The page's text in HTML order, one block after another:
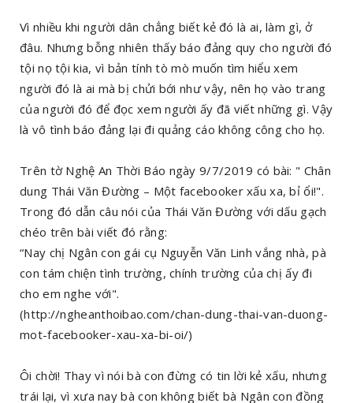
Vì nhiều khi người dân chẳng biết kẻ đó là ai, làm gì, ở
đâu. Nhưng bỗng nhiên thấy báo đảng quy cho người đó
tội nọ tội kia, vì bản tính tò mò muốn tìm hiểu xem
người đó là ai mà bị chửi bới như vậy, nên họ vào trang
của người đó để đọc xem người ấy đã viết những gì. Vậy
là vô tình báo đảng lại đi quảng cáo không công cho họ.
Trên tờ Nghệ An Thời Báo ngày 9/7/2019 có bài: " Chân
dung Thái Văn Đường – Một facebooker xấu xa, bỉ ổi!".
Trong đó dẫn câu nói của Thái Văn Đường với dấu gạch
chéo trên bài viết đó rằng:
“Nay chị Ngân con gái cụ Nguyễn Văn Linh vắng nhà, pà
con tám chiện tình trường, chính trường của chị ấy đi
cho em nghe với".
(http://ngheanthoibao.com/chan-dung-thai-van-duong-
mot-facebooker-xau-xa-bi-oi/)
Ôi chời! Thay vì nói bà con đừng có tin lời kẻ xấu, nhưng
trái lại, vì xưa nay bà con không biết bà Ngân con đồng